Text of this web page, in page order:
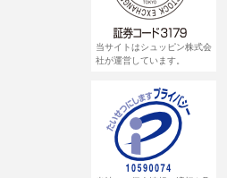
当サイトはシュッピン株式会
社が運営しています。